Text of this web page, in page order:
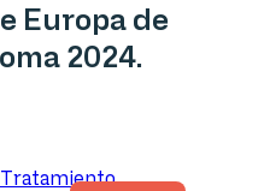
Europa de
2024.